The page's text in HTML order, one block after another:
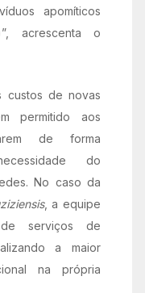
apomíticos
acrescenta o
custos de novas
permitido aos
de forma
do
No caso da
, a equipe
serviços de
a maior
na própria